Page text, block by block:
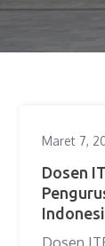
Maret 7,
Dosen
Dosen